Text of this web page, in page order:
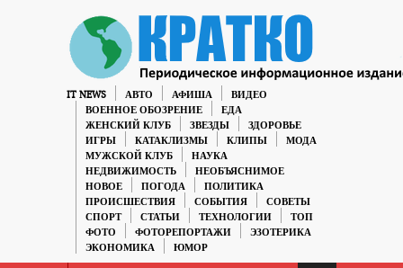
IT NEWS АВТО АФИША
ВИДЕО
ВОЕННОЕ ОБОЗРЕНИЕ
ЕДА
ЖЕНСКИЙ КЛУБ
ЗВЕЗДЫ
ЗДОРОВЬЕ
ИГРЫ
КАТАКЛИЗМЫ КЛИПЫ
МОДА
МУЖСКОЙ КЛУБ
НАУКА
НЕДВИЖИМОСТЬ
НЕОБЪЯСНИМОЕ
НОВОЕ
ПОГОДА
ПОЛИТИКА
ПРОИСШЕСТВИЯ
СОБЫТИЯ
СОВЕТЫ
СПОРТ
СТАТЬИ ТЕХНОЛОГИИ
ТОП
ФОТО
ФОТОРЕПОРТАЖИ
ЭЗОТЕРИКА
ЭКОНОМИКА
ЮМОР